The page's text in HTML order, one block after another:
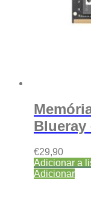
Blueray
€29,90
Adicionar a
Adicionar